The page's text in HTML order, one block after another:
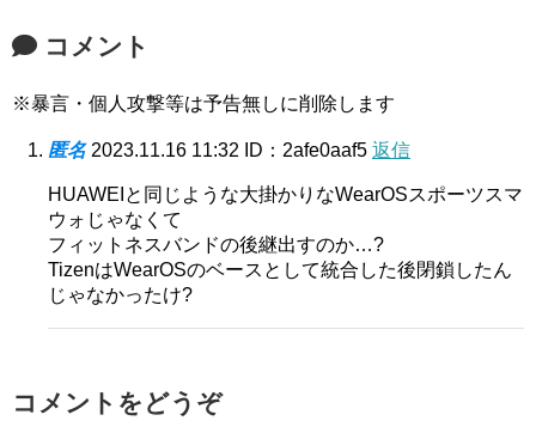
コメント
※暴言・個人攻撃等は予告無しに削除します
匿名 2023.11.16 11:32 ID：2afe0aaf5 返信
HUAWEIと同じような大掛かりなWearOSスポーツスマ
ウォじゃなくて
フィットネスバンドの後継出すのか…?
TizenはWearOSのベースとして統合した後閉鎖したん
じゃなかったけ?
コメントをどうぞ